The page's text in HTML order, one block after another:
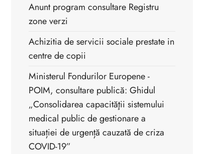
Anunt program consultare Registru
zone verzi
Achizitia de servicii sociale prestate in
centre de copii
Ministerul Fondurilor Europene -
POIM, consultare publică: Ghidul
„Consolidarea capacităţii sistemului
medical public de gestionare a
situației de urgență cauzată de criza
COVID-19”